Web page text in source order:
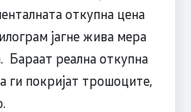
откупна цена
јагне жива мера
Бараат реална откупна
ги покријат трошоците,